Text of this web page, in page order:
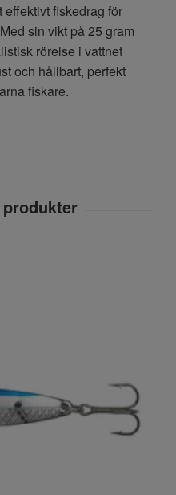
effektivt fiskedrag för
sin vikt på 25 gram
rörelse i vattnet
och hållbart, perfekt
fiskare.